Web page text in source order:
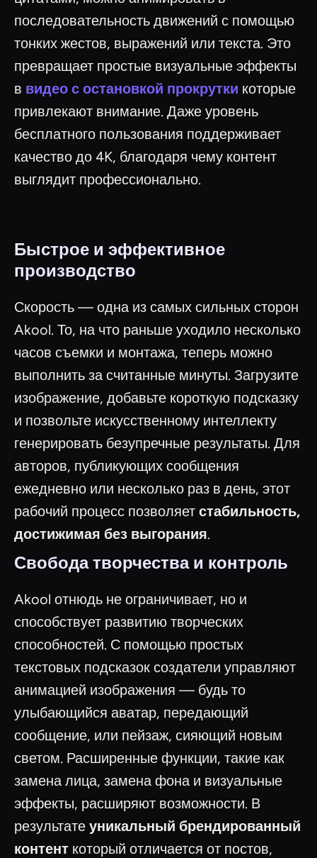
последовательность движений с помощью
тонких жестов, выражений или текста. Это
превращает простые визуальные эффекты
в видео с остановкой прокрутки которые
привлекают внимание. Даже уровень
бесплатного пользования поддерживает
качество до 4K, благодаря чему контент
выглядит профессионально.
Быстрое и эффективное
производство
Скорость — одна из самых сильных сторон
Akool. То, на что раньше уходило несколько
часов съемки и монтажа, теперь можно
выполнить за считанные минуты. Загрузите
изображение, добавьте короткую подсказку
и позвольте искусственному интеллекту
генерировать безупречные результаты. Для
авторов, публикующих сообщения
ежедневно или несколько раз в день, этот
рабочий процесс позволяет стабильность,
достижимая без выгорания.
Свобода творчества и контроль
Akool отнюдь не ограничивает, но и
способствует развитию творческих
способностей. С помощью простых
текстовых подсказок создатели управляют
анимацией изображения — будь то
улыбающийся аватар, передающий
сообщение, или пейзаж, сияющий новым
светом. Расширенные функции, такие как
замена лица, замена фона и визуальные
эффекты, расширяют возможности. В
результате уникальный брендированный
контент который отличается от постов,